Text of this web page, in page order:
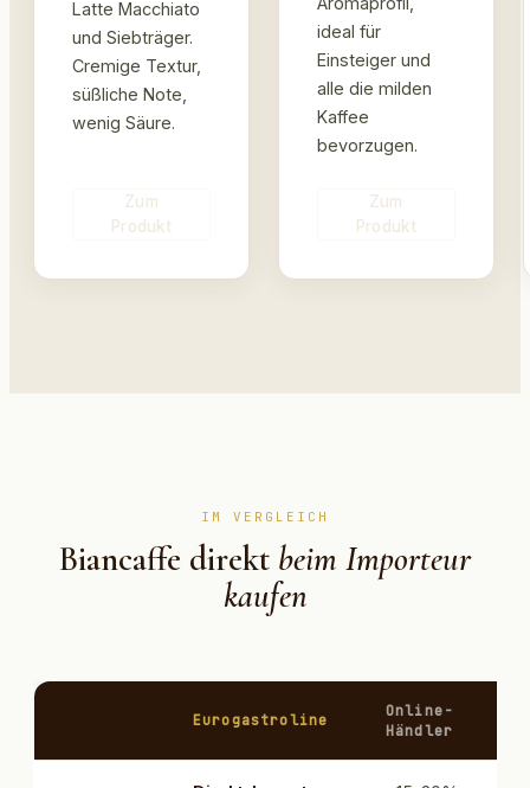
Latte Macchiato
und Siebträger.
Cremige Textur,
süßliche Note,
wenig Säure.
Zum
Produkt
ideal für
Einsteiger und
alle die milden
Kaffee
bevorzugen.
Zum
Produkt
IM VERGLEICH
Biancaffe direkt beim Importeur
kaufen
Eurogastroline
Online-
Händler